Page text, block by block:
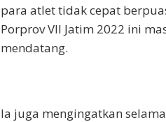
para atlet tidak cepat
Porprov VII Jatim 2022 ini
mendatang.
Ia juga mengingatkan